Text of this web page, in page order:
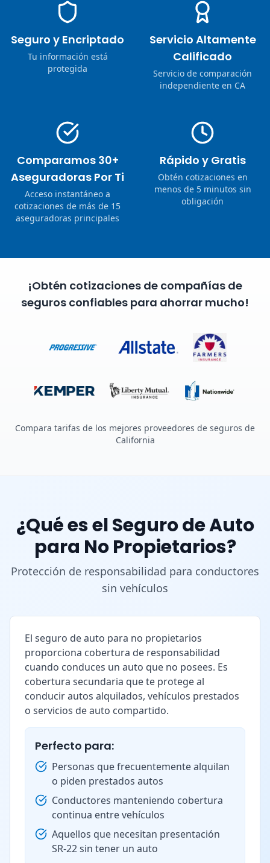
Seguro y Encriptado
Tu información está
protegida
Servicio Altamente
Calificado
Servicio de comparación
independiente en CA
Comparamos 30+
Aseguradoras Por Ti
Acceso instantáneo a
cotizaciones de más de 15
aseguradoras principales
Rápido y Gratis
Obtén cotizaciones en
menos de 5 minutos sin
obligación
¡Obtén cotizaciones de compañías de
seguros confiables para ahorrar mucho!
Compara tarifas de los mejores proveedores de seguros de
California
¿Qué es el Seguro de Auto
para No Propietarios?
Protección de responsabilidad para conductores
sin vehículos
El seguro de auto para no propietarios
proporciona cobertura de responsabilidad
cuando conduces un auto que no posees. Es
cobertura secundaria que te protege al
conducir autos alquilados, vehículos prestados
o servicios de auto compartido.
Perfecto para:
Personas que frecuentemente alquilan
o piden prestados autos
Conductores manteniendo cobertura
continua entre vehículos
Aquellos que necesitan presentación
SR-22 sin tener un auto